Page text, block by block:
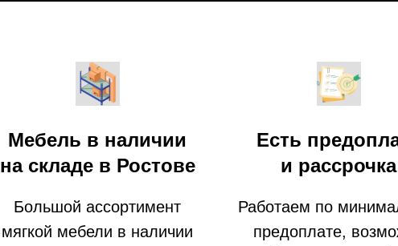
Мебель в наличии
на складе в Ростове
Большой ассортимент
мягкой мебели в наличии
Есть
и рассрочка
Работаем по
предоплате,